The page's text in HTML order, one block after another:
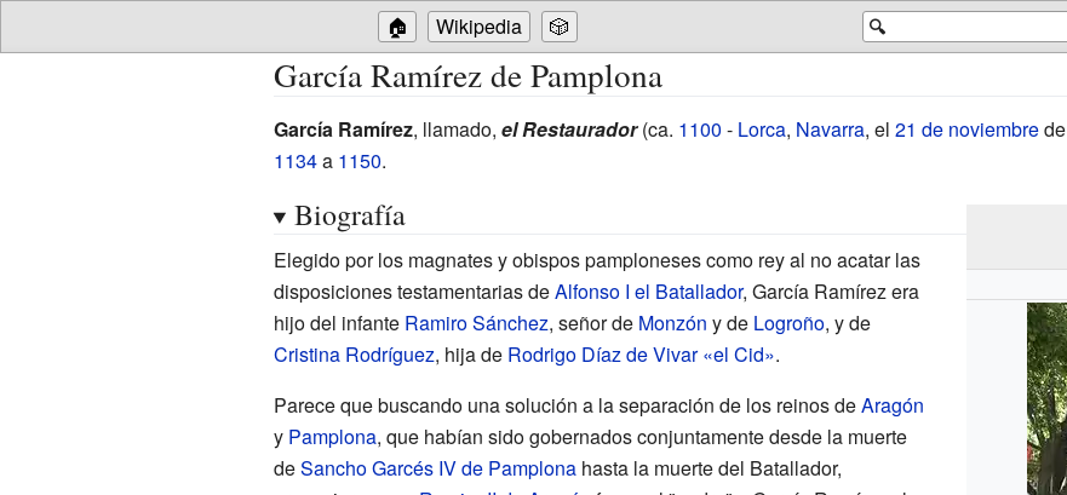
🔍
🏠 Wikipedia 🎲
García Ramírez de Pamplona
García Ramírez, llamado, el Restaurador(ca. 1100 - Lorca, Navarra, el 21 de noviembrede
1134a 1150.
Biografía
Elegido por los magnates y obispos pamploneses como rey al no acatar las
disposiciones testamentarias deAlfonso I el Batallador, García Ramírez era
hijo del infante Ramiro Sánchez, señor de Monzón y de Logroño, y de
Cristina Rodríguez, hija de Rodrigo Díaz de Vivar «el Cid».
Parece que buscando una solución a la separación de los reinos deAragón
y Pamplona, que habían sido gobernados conjuntamente desde la muerte
deSancho Garcés IV de Pamplonahasta la muerte del Batallador,